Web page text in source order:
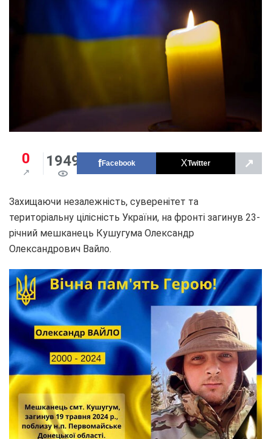
0 1949 Facebook Twitter ↗
Захищаючи незалежність, суверенітет та
територіальну цілісність України, на фронті загинув 23-
річний мешканець Кушугума Олександр
Олександрович Вайло.